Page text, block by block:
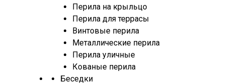
Перила на крыльцо
Перила для террасы
Винтовые перила
Металлические перила
Перила уличные
Кованые перила
Беседки